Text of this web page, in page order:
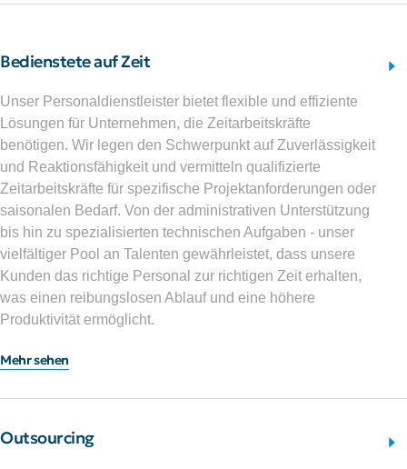
Bedienstete auf Zeit
Unser Personaldienstleister bietet flexible und effiziente
Lösungen für Unternehmen, die Zeitarbeitskräfte
benötigen. Wir legen den Schwerpunkt auf Zuverlässigkeit
und Reaktionsfähigkeit und vermitteln qualifizierte
Zeitarbeitskräfte für spezifische Projektanforderungen oder
saisonalen Bedarf. Von der administrativen Unterstützung
bis hin zu spezialisierten technischen Aufgaben - unser
vielfältiger Pool an Talenten gewährleistet, dass unsere
Kunden das richtige Personal zur richtigen Zeit erhalten,
was einen reibungslosen Ablauf und eine höhere
Produktivität ermöglicht.
Mehr sehen
Outsourcing